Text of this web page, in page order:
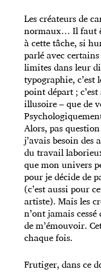
Les créateurs de
normaux… Il faut
à cette tâche, si
parlé avec
limites dans leur
typographie, c’est
point départ ;
illusoire – que de
Alors, pas
j’avais besoin
du travail
que mon univers
pour je décide de
(c’est aussi pour
artiste). Mais les
n’ont jamais
de m’émouvoir.
chaque fois.
Frutiger, dans ce